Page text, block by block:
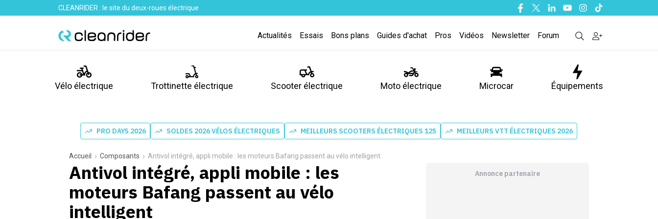
CLEANRIDER : le site du deux-roues électrique Facebook
TwitterLinkedinYoutubeInstagram
Tiktok
Actualités Essais Bons plans Guides d'achat Pros Vidéos Newsletter Forum
Vélo électrique Trottinette électrique Scooter électrique Moto électrique Microcar Équipements
PRO DAYS 2026 SOLDES 2026 VÉLOS ÉLECTRIQUES MEILLEURS SCOOTERS ÉLECTRIQUES 125 MEILLEURS VTT ÉLECTRIQUES 2026
Accueil Composants Antivol intégré, appli mobile : les moteurs Bafang passent au vélo intelligent
Antivol intégré, appli mobile : les
moteurs Bafang passent au vélo
intelligent
Annonce partenaire